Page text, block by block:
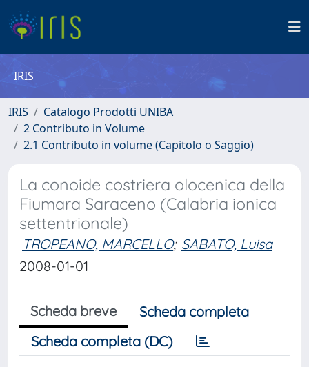
IRIS
IRIS
Catalogo Prodotti UNIBA
2 Contributo in Volume
2.1 Contributo in volume (Capitolo o Saggio)
La conoide costriera olocenica della
Fiumara Saraceno (Calabria ionica
settentrionale)
TROPEANO, MARCELLO; SABATO, Luisa
2008-01-01
Scheda breve
Scheda completa
Scheda completa (DC)